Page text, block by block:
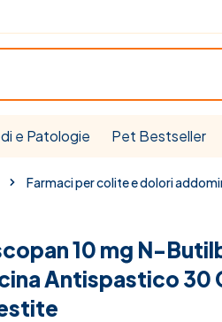
e Patologie Pet Bestseller
Farmaci per colite e dolori
10 mg N-
Antispastico 30